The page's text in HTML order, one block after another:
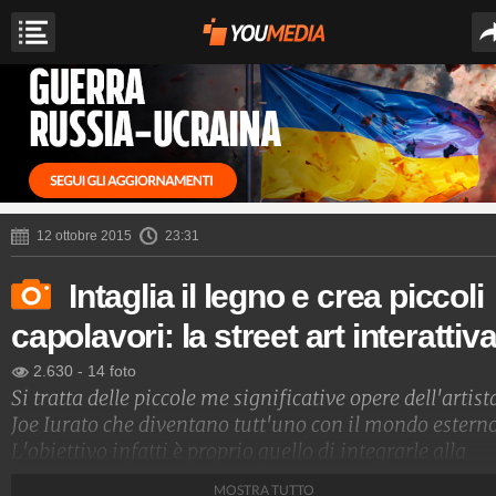
12 ottobre 2015 23:31
Intaglia il legno e crea piccoli
capolavori: la street art interattiva
2.630 - 14 foto
Si tratta delle piccole me significative opere
Joe Iurato che diventano tutt'uno con il mondo
L'obiettivo infatti è proprio quello di integrarle alla
MOSTRA TUTTO